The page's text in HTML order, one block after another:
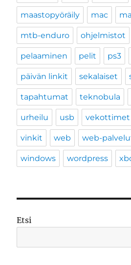
maastopyöräily mac
mtb-enduro ohjelmistot
pelaaminen pelit ps3
päivän linkit sekalaiset
tapahtumat teknobula
urheilu usb vekottimet
vinkit web web-
windows wordpress
Etsi